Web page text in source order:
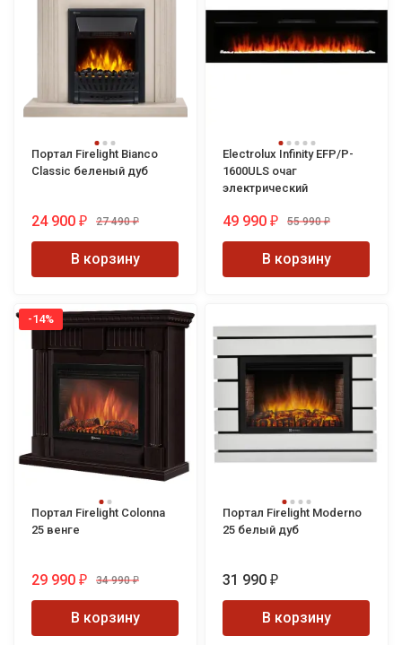
Портал Firelight Bianco
Classic беленый дуб
24 900 ₽ 27 490 ₽
В корзину
Electrolux Infinity EFP/P-
1600ULS очаг
электрический
49 990 ₽ 55 990 ₽
В корзину
-14%
Портал Firelight Colonnа
25 венге
29 990 ₽ 34 990 ₽
В корзину
Портал Firelight Moderno
25 белый дуб
31 990 ₽
В корзину